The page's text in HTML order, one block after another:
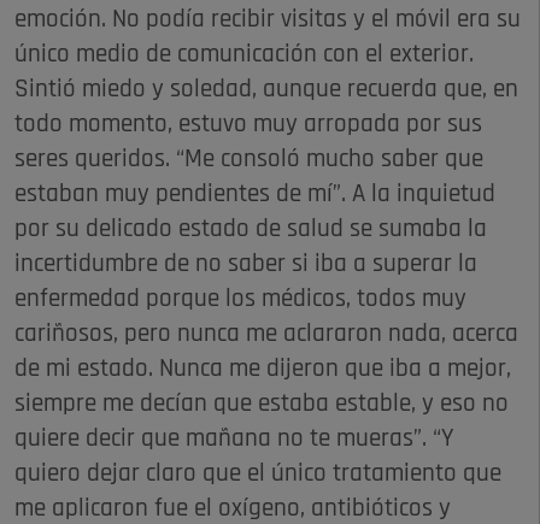
emoción. No podía recibir visitas y el móvil era su
único medio de comunicación con el exterior.
Sintió miedo y soledad, aunque recuerda que, en
todo momento, estuvo muy arropada por sus
seres queridos. “Me consoló mucho saber que
estaban muy pendientes de mí”. A la inquietud
por su delicado estado de salud se sumaba la
incertidumbre de no saber si iba a superar la
enfermedad porque los médicos, todos muy
cariñosos, pero nunca me aclararon nada, acerca
de mi estado. Nunca me dijeron que iba a mejor,
siempre me decían que estaba estable, y eso no
quiere decir que mañana no te mueras”. “Y
quiero dejar claro que el único tratamiento que
me aplicaron fue el oxígeno, antibióticos y